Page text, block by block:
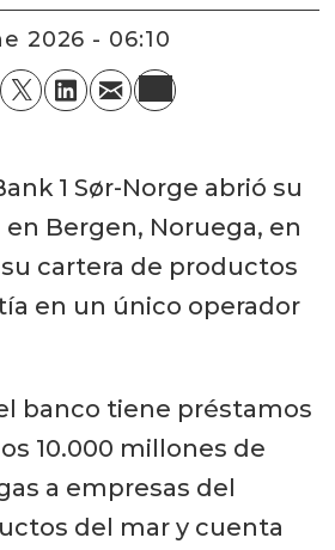
2026 - 06:10
1 Sør-Norge abrió su
Bergen, Noruega, en
cartera de productos
en un único operador
banco tiene préstamos
10.000 millones de
a empresas del
del mar y cuenta